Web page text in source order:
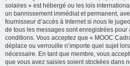
solaires » est hébergé ou les lois
un bannissement immédiat et permanent,
fournisseur d’accès à Internet si nous le
de tous les messages sont enregistrées
conditions. Vous acceptez que « MOOC
déplace ou verrouille n’importe quel sujet
nécessaire. En tant que membre, vous
que vous avez saisies soient stockées dans